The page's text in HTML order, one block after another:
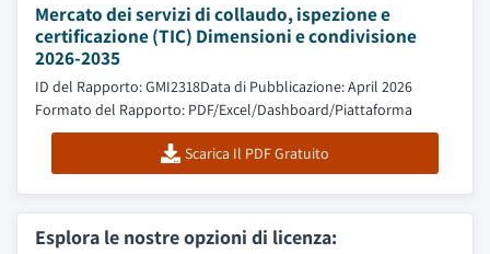
Mercato dei servizi di collaudo, ispezione e
certificazione (TIC) Dimensioni e condivisione
2026-2035
ID del Rapporto: GMI2318Data di Pubblicazione: April 2026
Formato del Rapporto: PDF/Excel/Dashboard/Piattaforma
Scarica Il PDF Gratuito
Esplora le nostre opzioni di licenza: